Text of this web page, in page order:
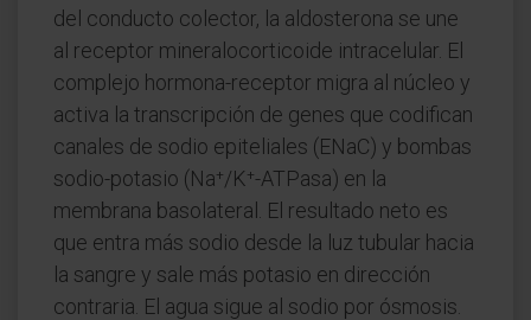
del conducto colector, la aldosterona se une
al receptor mineralocorticoide intracelular. El
complejo hormona-receptor migra al núcleo y
activa la transcripción de genes que codifican
canales de sodio epiteliales (ENaC) y bombas
sodio-potasio (Na⁺/K⁺-ATPasa) en la
membrana basolateral. El resultado neto es
que entra más sodio desde la luz tubular hacia
la sangre y sale más potasio en dirección
contraria. El agua sigue al sodio por ósmosis.